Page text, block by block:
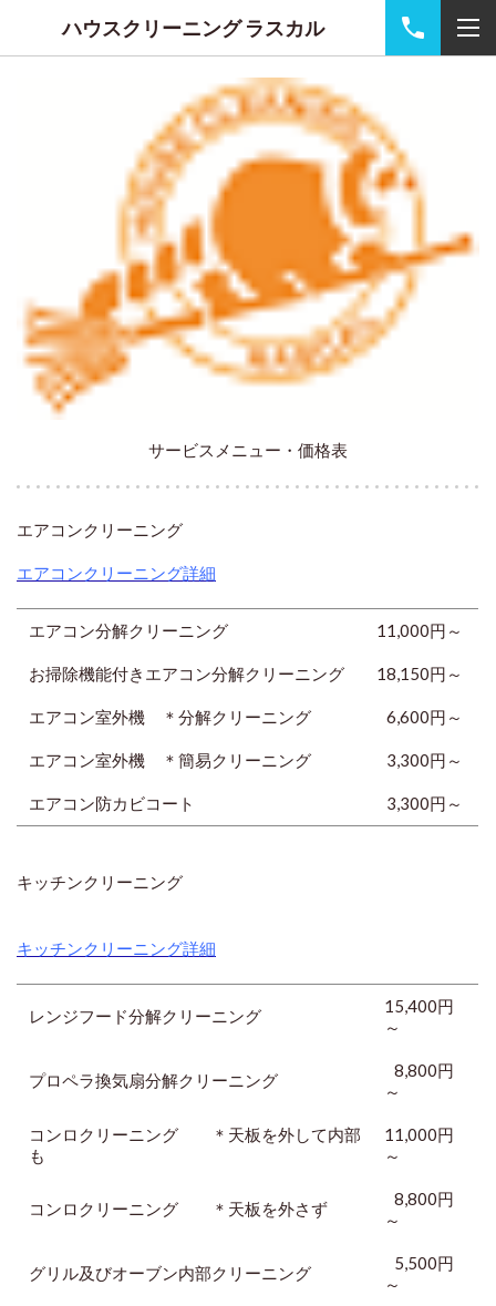
ハウスクリーニング ラスカル
サービスメニュー・価格表
エアコンクリーニング
エアコンクリーニング詳細
エアコン分解クリーニング 11,000円～
お掃除機能付きエアコン分解クリーニング 18,150円～
エアコン室外機 ＊分解クリーニング 6,600円 ～
エアコン室外機 ＊簡易クリーニング 3,300円 ～
エアコン防カビコート 3,300円 ～
キッチンクリーニング
キッチンクリーニング詳細
レンジフード分解クリーニング
15,400円
～
プロペラ換気扇分解クリーニング
8,800円
～
コンロクリーニング ＊天板を外して内部
も
11,000円
～
コンロクリーニング ＊天板を外さず
8,800円
～
グリル及びオーブン内部クリーニング
5,500円
～